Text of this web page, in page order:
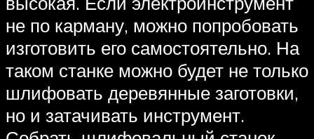
не по карману, можно попробовать
изготовить его самостоятельно. На
таком станке можно будет не только
шлифовать деревянные заготовки,
но и затачивать инструмент.